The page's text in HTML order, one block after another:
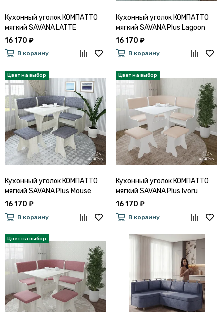
Кухонный уголок КОМПАТТО
мягкий SAVANA LATTE
16 170 ₽
В корзину
Кухонный уголок КОМПАТТО
мягкий SAVANA Plus Lagoon
16 170 ₽
В корзину
Кухонный уголок КОМПАТТО
мягкий SAVANA Plus Mouse
16 170 ₽
В корзину
Кухонный уголок КОМПАТТО
мягкий SAVANA Plus Ivoru
16 170 ₽
В корзину